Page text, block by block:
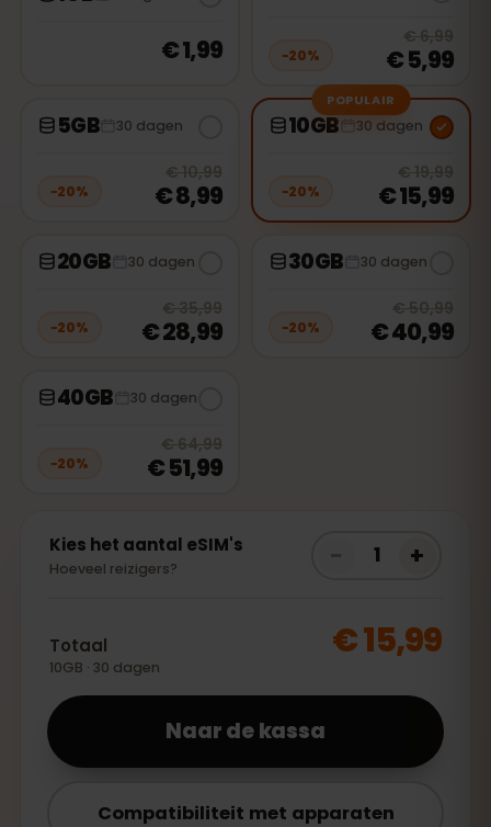
€ 1,99 −20%
€ 6,99
€ 5,99
5GB 30 dagen
−20%
20 , now € 8,99
€ 10,99
€ 8,99
POPULAIR
10GB 30 dagen
−20%
€ 19,99
€ 15,99
20GB 30 dagen
−20%
20 € 35,99, now
€ 35,99
€ 28,99
30GB 30 dagen
−20%
€ 50,99
€ 40,99
40GB 30 dagen
−20%
20
€ 64,99
€ 51,99
Kies het aantal eSIM's
Hoeveel reizigers?
1 +
Totaal
10GB · 30 dagen
€ 15,99
Naar de kassa
Compatibiliteit met apparaten